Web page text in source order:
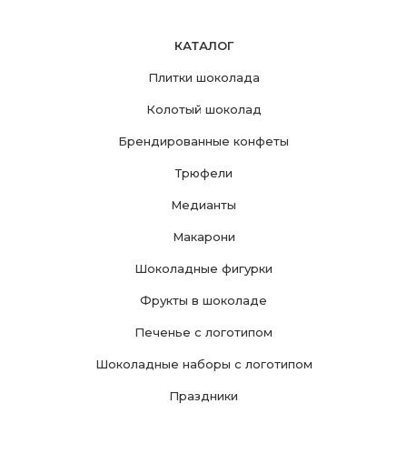
КАТАЛОГ
Плитки шоколада
Колотый шоколад
Брендированные конфеты
Трюфели
Медианты
Макарони
Шоколадные фигурки
Фрукты в шоколаде
Печенье с логотипом
Шоколадные наборы с логотипом
Праздники